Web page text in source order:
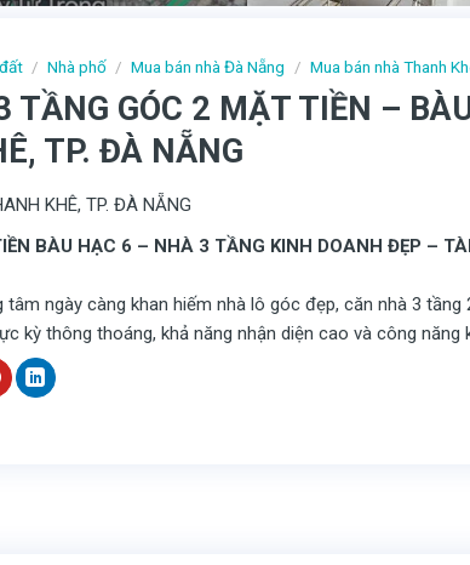
/ Nhà phố / Mua bán nhà Đà Nẵng / Mua bán nhà Thanh
TẦNG GÓC 2 MẶT TIỀN –
TP. ĐÀ NẴNG
KHÊ, TP. ĐÀ NẴNG
BÀU HẠC 6 – NHÀ 3 TẦNG KINH DOANH ĐẸP –
tâm ngày càng khan hiếm nhà lô góc đẹp, căn nhà 3 tầng
kỳ thông thoáng, khả năng nhận diện cao và công năng